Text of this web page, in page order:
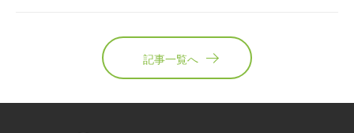
記事一覧へ